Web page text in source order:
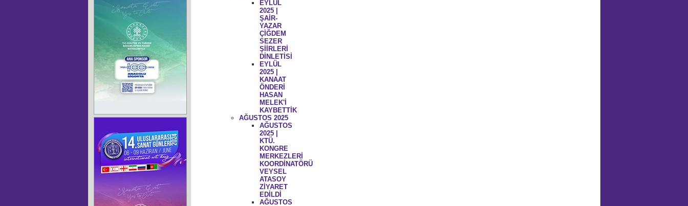
EYLÜL
2025 |
ŞAİR-
YAZAR
ÇİĞDEM
SEZER
ŞİİRLERİ
DİNLETİSİ
EYLÜL
2025 |
KANAAT
ÖNDERİ
HASAN
MELEK'İ
KAYBETTİK
AĞUSTOS 2025
AĞUSTOS
2025 |
KTÜ.
KONGRE
MERKEZLERİ
KOORDİNATÖRÜ
VEYSEL
ATASOY
ZİYARET
EDİLDİ
AĞUSTOS